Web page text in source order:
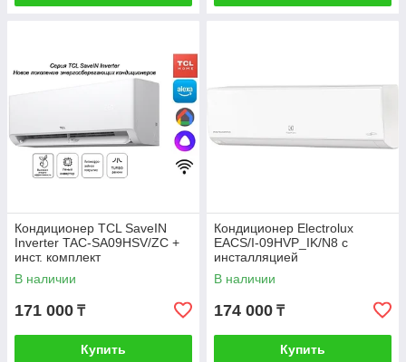
Кондиционер TCL SaveIN
Inverter TAC-SA09HSV/ZC +
инст. комплект
В наличии
171 000 ₸
Купить
Кондиционер Electrolux
EACS/I-09HVP_IK/N8 с
инсталляцией
В наличии
174 000 ₸
Купить